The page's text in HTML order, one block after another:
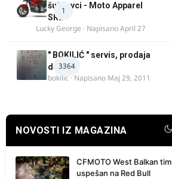
1
šuškavci - Moto Apparel
SRB
Lucky George · NapisanoApril 27
3364
" BOKILIĆ " servis, prodaja
delova
bokilic · Napisano Maj 29, 2011
NOVOSTI IZ MAGAZINA
CFMOTO West Balkan tim
uspešan na Red Bull